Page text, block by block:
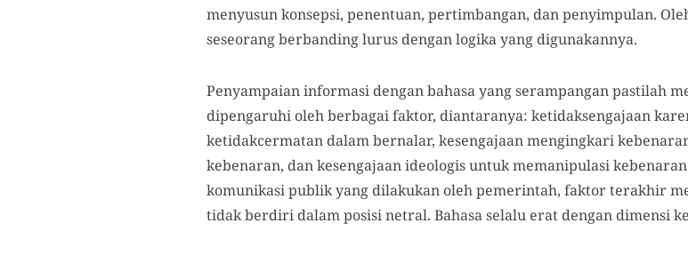
menyusun konsepsi, penentuan, pertimbangan, dan penyimpulan.
seseorang berbanding lurus dengan logika yang digunakannya.
Penyampaian informasi dengan bahasa yang serampangan pastilah
dipengaruhi oleh berbagai faktor, diantaranya: ketidaksengajaan
ketidakcermatan dalam bernalar, kesengajaan mengingkari
kebenaran, dan kesengajaan ideologis untuk memanipulasi
komunikasi publik yang dilakukan oleh pemerintah, faktor terakhir
tidak berdiri dalam posisi netral. Bahasa selalu erat dengan dimensi